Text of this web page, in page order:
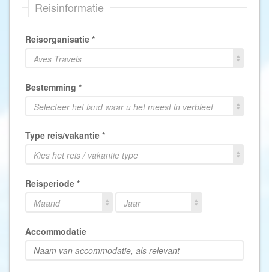
Reisinformatie
Reisorganisatie *
Aves Travels
Bestemming *
Selecteer het land waar u het meest in verbleef
Type reis/vakantie *
Kies het reis / vakantie type
Reisperiode *
Maand
Jaar
Accommodatie